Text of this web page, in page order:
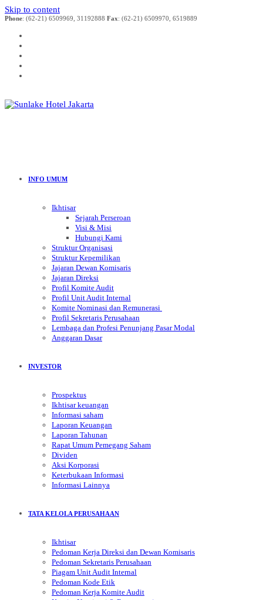
Skip to content
Phone: (62-21) 6509969, 31192888 Fax: (62-21) 6509970, 6519889
INFO UMUM
Ikhtisar
Sejarah Perseroan
Visi & Misi
Hubungi Kami
Struktur Organisasi
Struktur Kepemilikan
Jajaran Dewan Komisaris
Jajaran Direksi
Profil Komite Audit
Profil Unit Audit Internal
Komite Nominasi dan Remunerasi
Profil Sekretaris Perusahaan
Lembaga dan Profesi Penunjang Pasar Modal
Anggaran Dasar
INVESTOR
Prospektus
Ikhtisar keuangan
Informasi saham
Laporan Keuangan
Laporan Tahunan
Rapat Umum Pemegang Saham
Dividen
Aksi Korporasi
Keterbukaan Informasi
Informasi Lainnya
TATA KELOLA PERUSAHAAN
Ikhtisar
Pedoman Kerja Direksi dan Dewan Komisaris
Pedoman Sekretaris Perusahaan
Piagam Unit Audit Internal
Pedoman Kode Etik
Pedoman Kerja Komite Audit